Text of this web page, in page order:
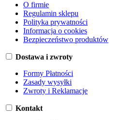
O firmie
Regulamin sklepu
Polityka prywatności
Informacja o cookies
Bezpieczeństwo produktów
Dostawa i zwroty
Formy Płatności
Zasady wysyłki
Zwroty i Reklamacje
Kontakt